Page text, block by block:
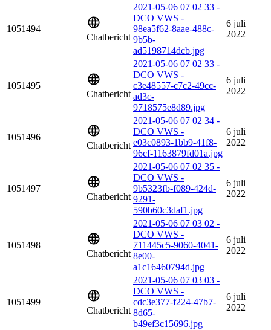
1051494
Chatbericht
2021-05-06 07 02 33 -
DCO VWS -
98ea5f62-8aae-488c-
9b5b-
ad5198714dcb.jpg
6 juli
2022
1051495
Chatbericht
2021-05-06 07 02 33 -
DCO VWS -
c3e48557-c7c2-49cc-
ad3c-
9718575e8d89.jpg
6 juli
2022
1051496
Chatbericht
2021-05-06 07 02 34 -
DCO VWS -
e03c0893-1bb9-41f8-
96cf-1163879fd01a.jpg
6 juli
2022
1051497
Chatbericht
2021-05-06 07 02 35 -
DCO VWS -
9b5323fb-f089-424d-
9291-
590b60c3daf1.jpg
6 juli
2022
1051498
Chatbericht
2021-05-06 07 03 02 -
DCO VWS -
711445c5-9060-4041-
8e00-
a1c16460794d.jpg
6 juli
2022
1051499
Chatbericht
2021-05-06 07 03 03 -
DCO VWS -
cdc3e377-f224-47b7-
8d65-
b49ef3c15696.jpg
6 juli
2022